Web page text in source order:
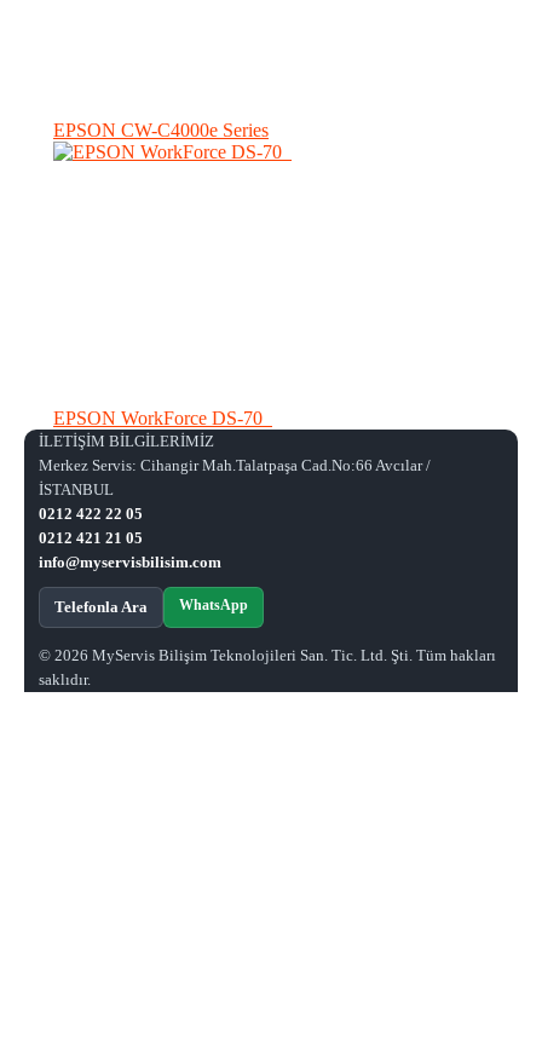
EPSON CW-C4000e Series
EPSON WorkForce DS-70
İLETİŞİM BİLGİLERİMİZ
Merkez Servis: Cihangir Mah.Talatpaşa Cad.No:66 Avcılar /
İSTANBUL
0212 422 22 05
0212 421 21 05
info@myservisbilisim.com
Telefonla Ara WhatsApp
© 2026 MyServis Bilişim Teknolojileri San. Tic. Ltd. Şti. Tüm hakları
saklıdır.